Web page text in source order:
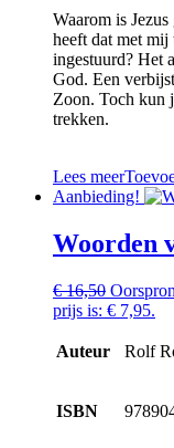
Waarom is
heeft dat met
ingestuurd? Het
God. Een
Zoon. Toch kun
trekken.
Lees meer
Aanbieding!
Woorden
€16,50
prijs is: € 7,95.
Auteur Rolf
ISBN